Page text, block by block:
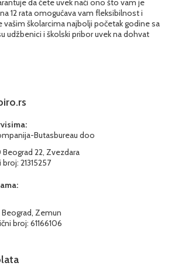
da ćete uvek naći ono što vam je
12 rata omogućava vam fleksibilnost i
školarcima najbolji početak godine sa
udžbenici i školski pribor uvek na dohvat
Butasbureau doo
Beograd 22, Zvezdara
broj: 21315257
Beograd, Zemun
broj: 61166106